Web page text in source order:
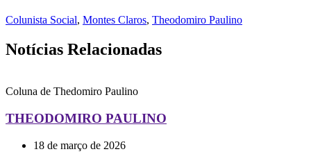
Colunista Social, Montes Claros, Theodomiro Paulino
Notícias Relacionadas
Coluna de Thedomiro Paulino
THEODOMIRO PAULINO
18 de março de 2026